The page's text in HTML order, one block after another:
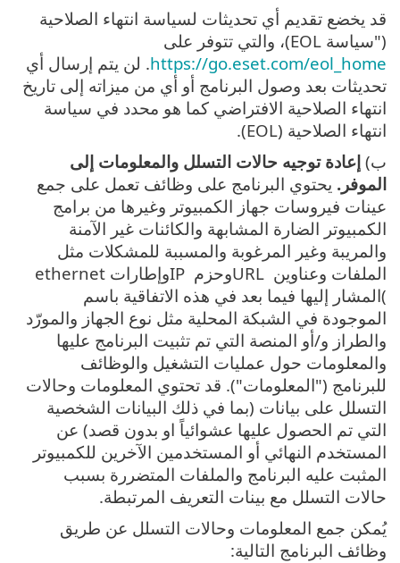
قد يخضع تقديم أي تحديثات لسياسة انتهاء الصلاحية
("سياسة EOL)، والتي تتوفر على
https://go.eset.com/eol_home. لن يتم إرسال أي
تحديثات بعد وصول البرنامج أو أي من ميزاته إلى تاريخ
انتهاء الصلاحية الافتراضي كما هو محدد في سياسة
انتهاء الصلاحية (EOL).
ب‎) إعادة توجيه حالات التسلل والمعلومات إلى
الموفر. يحتوي البرنامج على وظائف تعمل على جمع
عينات فيروسات جهاز الكمبيوتر وغيرها من برامج
الكمبيوتر الضارة المشابهة والكائنات غير الآمنة
والمريبة وغير المرغوبة والمسببة للمشكلات مثل
الملفات وعناوين URL ‎وحزم IP ‎وإطارات ethernet
(‎المشار إليها فيما بعد في هذه الاتفاقية باسم
الموجودة في الشبكة المحلية مثل نوع الجهاز والمورّد
والطراز و‎/‎أو المنصة التي تم تثبيت البرنامج عليها
والمعلومات حول عمليات التشغيل والوظائف
للبرنامج (‎"المعلومات‎"). قد تحتوي المعلومات وحالات
التسلل على بيانات ‎(‎بما في ذلك البيانات الشخصية
التي تم الحصول عليها عشوائياً او بدون قصد‎) ‎عن
المستخدم النهائي أو المستخدمين الآخرين للكمبيوتر
المثبت عليه البرنامج والملفات المتضررة بسبب
حالات التسلل مع بينات التعريف المرتبطة‎.
يُمكن جمع المعلومات وحالات التسلل عن طريق
وظائف البرنامج التالية‎: